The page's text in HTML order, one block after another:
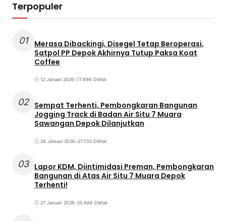
Terpopuler
01
Merasa Dibackingi, Disegel Tetap Beroperasi,
Satpol PP Depok Akhirnya Tutup Paksa Koat
Coffee
12 Januari 2026•77.896 Dilihat
02 Sempat Terhenti, Pembongkaran Bangunan
Jogging Track di Badan Air Situ 7 Muara
Sawangan Depok Dilanjutkan
28 Januari 2026•27.732 Dilihat
03 Lapor KDM, Diintimidasi Preman, Pembongkaran
Bangunan di Atas Air Situ 7 Muara Depok
Terhenti!
27 Januari 2026•25.686 Dilihat